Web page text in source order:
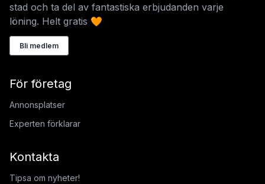
stad och ta del av fantastiska erbjudanden varje
löning. Helt gratis 🧡
Bli medlem
För företag
Annonsplatser
Experten förklarar
Kontakta
Tipsa om nyheter!